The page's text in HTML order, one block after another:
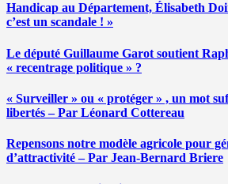
Handicap au Département, Élisabeth
c’est un scandale ! »
Le député Guillaume Garot soutient
« recentrage politique » ?
« Surveiller » ou « protéger » , un mot
libertés – Par Léonard Cottereau
Repensons notre modèle agricole pour
d’attractivité – Par Jean-Bernard Briere